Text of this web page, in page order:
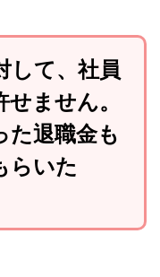
して、社員
ません。
た退職金も
らいた